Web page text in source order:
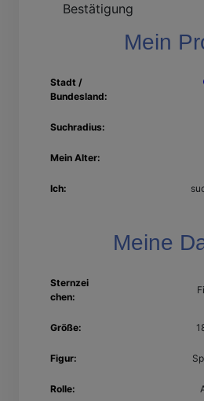
Bestätigung
Mein
Stadt /
Bundesland:
Suchradius:
Mein Alter:
Ich:
Meine
Sternzei
chen:
Größe:
Figur:
Rolle: